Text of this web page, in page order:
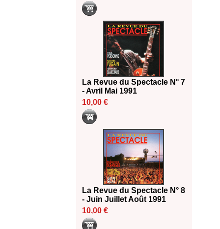
La Revue du Spectacle N° 7
- Avril Mai 1991
10,00 €
La Revue du Spectacle N° 8
- Juin Juillet Août 1991
10,00 €